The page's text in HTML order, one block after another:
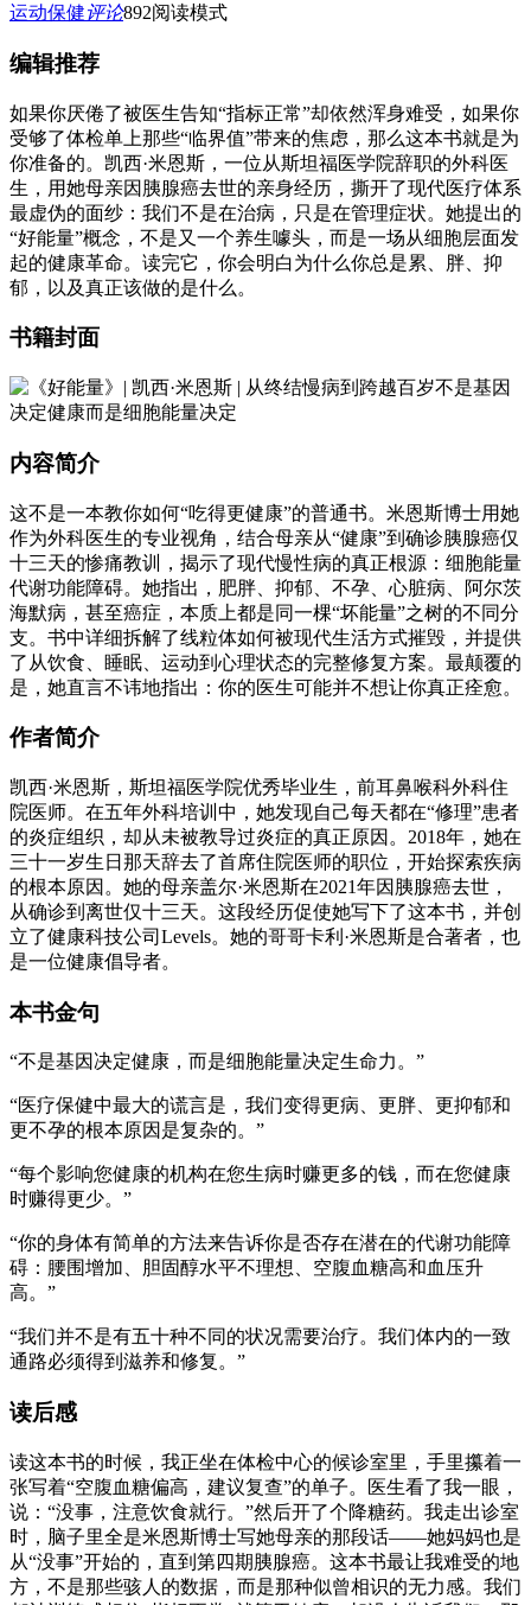
运动保健评论892阅读模式
编辑推荐
如果你厌倦了被医生告知“指标正常”却依然浑身难受，如果你
受够了体检单上那些“临界值”带来的焦虑，那么这本书就是为
你准备的。凯西·米恩斯，一位从斯坦福医学院辞职的外科医
生，用她母亲因胰腺癌去世的亲身经历，撕开了现代医疗体系
最虚伪的面纱：我们不是在治病，只是在管理症状。她提出的
“好能量”概念，不是又一个养生噱头，而是一场从细胞层面发
起的健康革命。读完它，你会明白为什么你总是累、胖、抑
郁，以及真正该做的是什么。
书籍封面
内容简介
这不是一本教你如何“吃得更健康”的普通书。米恩斯博士用她
作为外科医生的专业视角，结合母亲从“健康”到确诊胰腺癌仅
十三天的惨痛教训，揭示了现代慢性病的真正根源：细胞能量
代谢功能障碍。她指出，肥胖、抑郁、不孕、心脏病、阿尔茨
海默病，甚至癌症，本质上都是同一棵“坏能量”之树的不同分
支。书中详细拆解了线粒体如何被现代生活方式摧毁，并提供
了从饮食、睡眠、运动到心理状态的完整修复方案。最颠覆的
是，她直言不讳地指出：你的医生可能并不想让你真正痊愈。
作者简介
凯西·米恩斯，斯坦福医学院优秀毕业生，前耳鼻喉科外科住
院医师。在五年外科培训中，她发现自己每天都在“修理”患者
的炎症组织，却从未被教导过炎症的真正原因。2018年，她在
三十一岁生日那天辞去了首席住院医师的职位，开始探索疾病
的根本原因。她的母亲盖尔·米恩斯在2021年因胰腺癌去世，
从确诊到离世仅十三天。这段经历促使她写下了这本书，并创
立了健康科技公司Levels。她的哥哥卡利·米恩斯是合著者，也
是一位健康倡导者。
本书金句
“不是基因决定健康，而是细胞能量决定生命力。”
“医疗保健中最大的谎言是，我们变得更病、更胖、更抑郁和
更不孕的根本原因是复杂的。”
“每个影响您健康的机构在您生病时赚更多的钱，而在您健康
时赚得更少。”
“你的身体有简单的方法来告诉你是否存在潜在的代谢功能障
碍：腰围增加、胆固醇水平不理想、空腹血糖高和血压升
高。”
“我们并不是有五十种不同的状况需要治疗。我们体内的一致
通路必须得到滋养和修复。”
读后感
读这本书的时候，我正坐在体检中心的候诊室里，手里攥着一
张写着“空腹血糖偏高，建议复查”的单子。医生看了我一眼，
说：“没事，注意饮食就行。”然后开了个降糖药。我走出诊室
时，脑子里全是米恩斯博士写她母亲的那段话——她妈妈也是
从“没事”开始的，直到第四期胰腺癌。这本书最让我难受的地
方，不是那些骇人的数据，而是那种似曾相识的无力感。我们